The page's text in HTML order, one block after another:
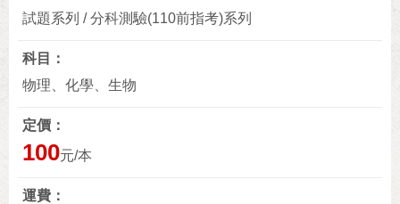
試題系列 / 分科測驗(110前指考)系列
科目
物理、化學、生物
定價
100元/本
運費